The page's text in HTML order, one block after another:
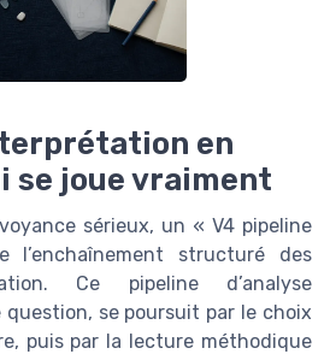
en
se joue vraiment
sérieux, un « V4 pipeline
l’enchaînement structuré des
Ce pipeline d’analyse
se poursuit par le choix
puis par la lecture méthodique